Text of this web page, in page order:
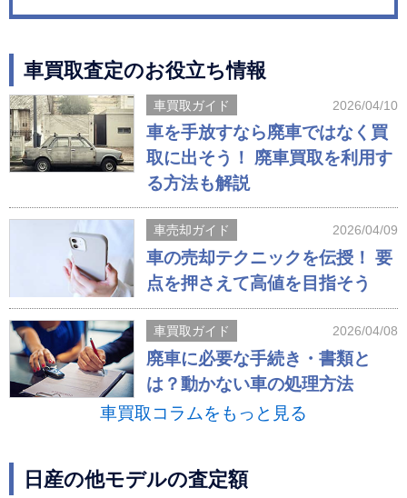
車買取査定のお役立ち情報
車買取ガイド 2026/04/10
車を手放すなら廃車ではなく買
取に出そう！ 廃車買取を利用す
る方法も解説
車売却ガイド 2026/04/09
車の売却テクニックを伝授！ 要
点を押さえて高値を目指そう
車買取ガイド 2026/04/08
廃車に必要な手続き・書類と
は？動かない車の処理方法
車買取コラムをもっと見る
日産の他モデルの査定額